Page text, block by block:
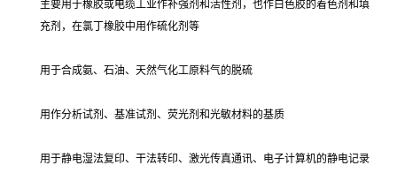
主要用于橡胶或电缆工业作补强剂和活性剂，也作白色胶的着色剂和填
充剂，在氯丁橡胶中用作硫化剂等
用于合成氨、石油、天然气化工原料气的脱硫
用作分析试剂、基准试剂、荧光剂和光敏材料的基质
用于静电湿法复印、干法转印、激光传真通讯、电子计算机的静电记录